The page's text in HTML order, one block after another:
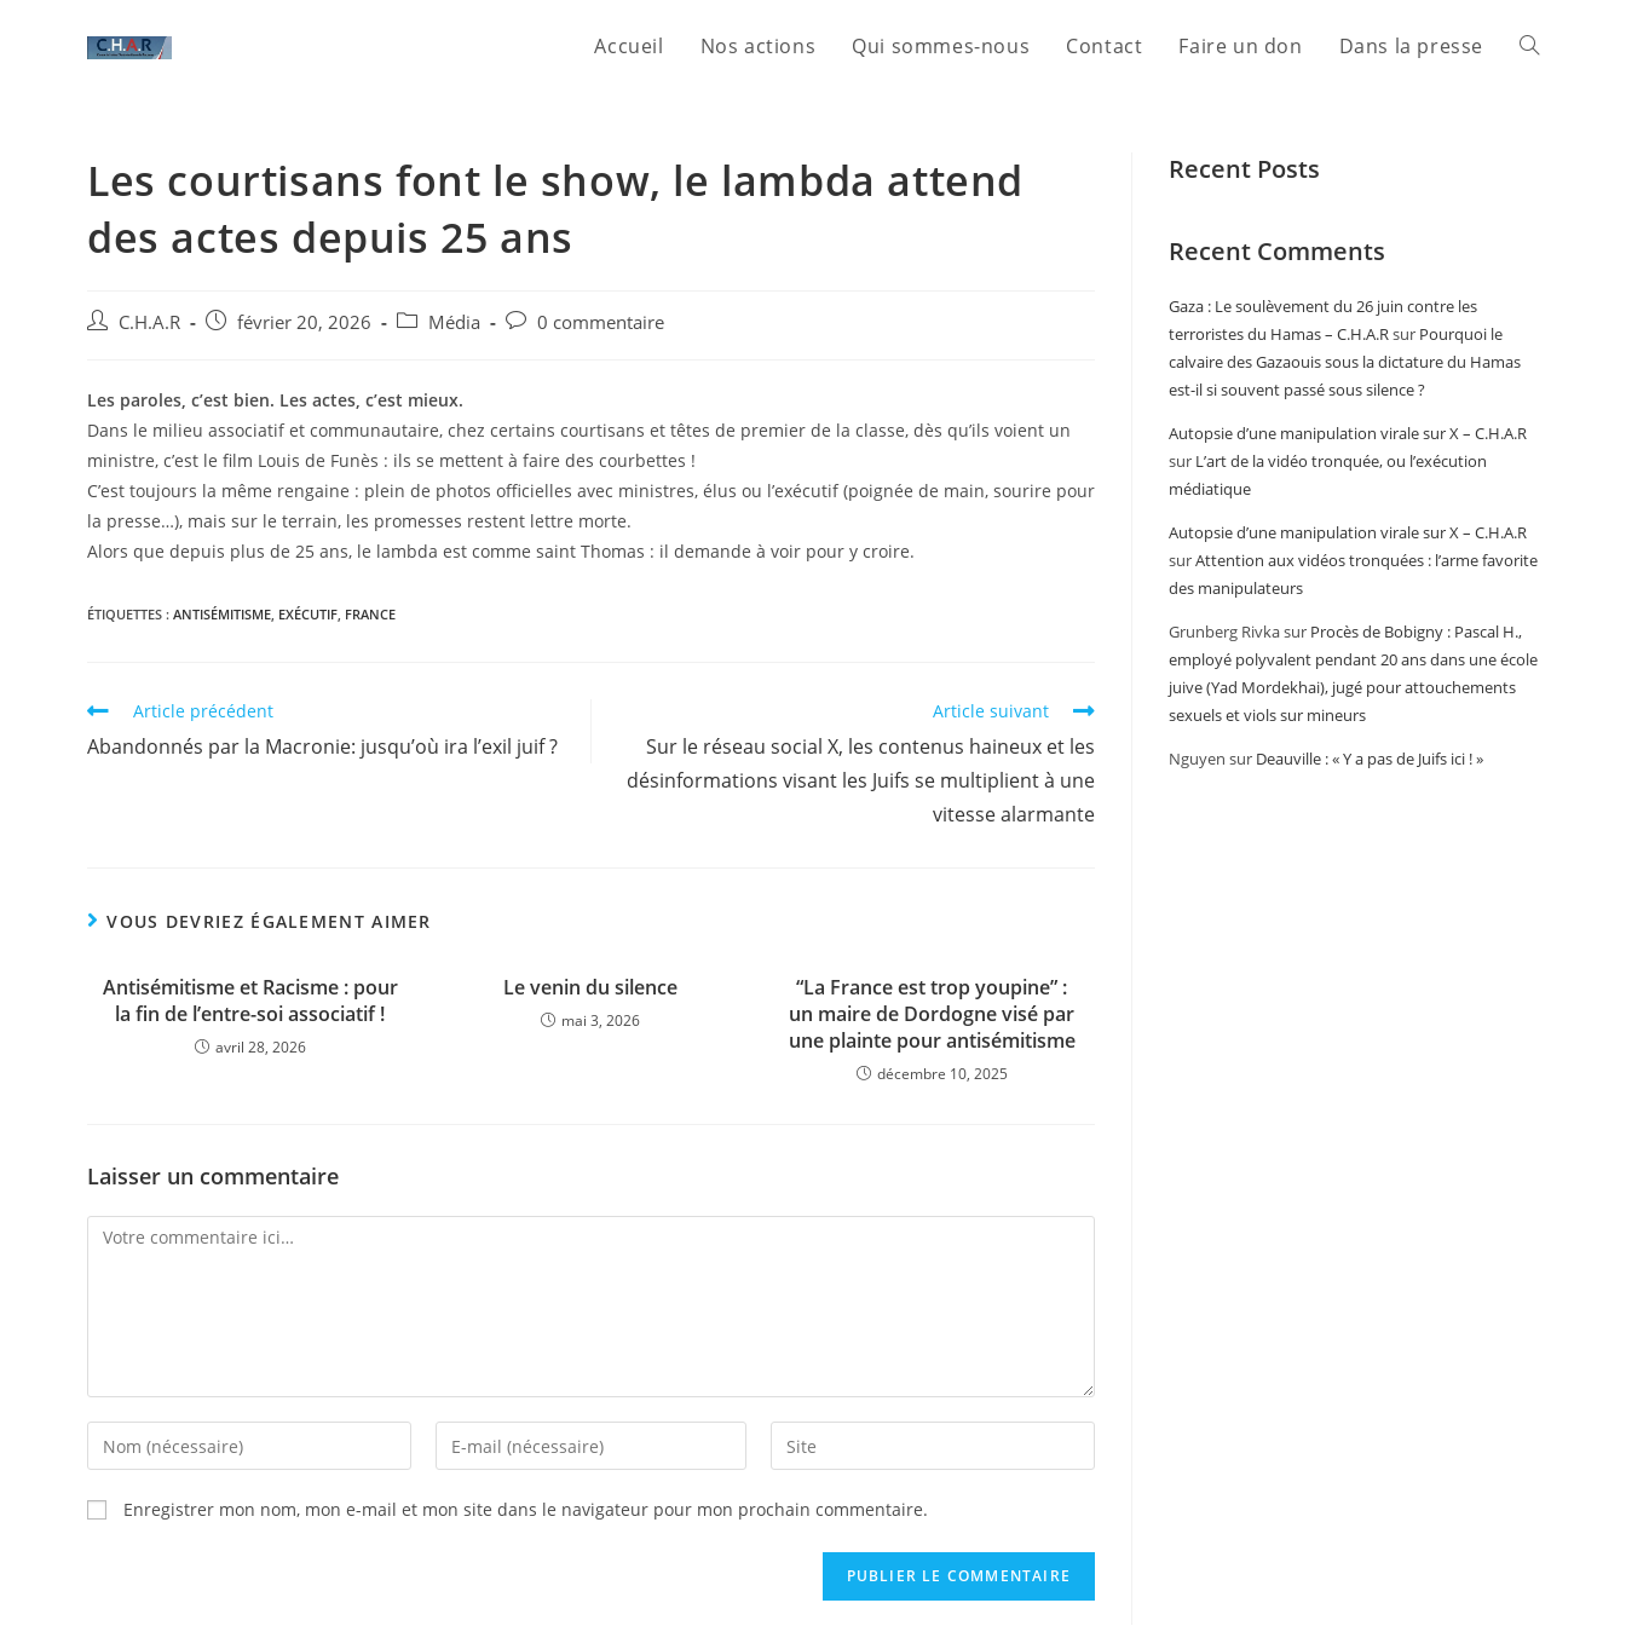
Accueil Nos actions Qui sommes-nous Contact Faire un don Dans la presse
Les courtisans font le show, le lambda attend
des actes depuis 25 ans
C.H.A.R février 20, 2026 Média 0 commentaire
Les paroles, c’est bien. Les actes, c’est mieux.
Dans le milieu associatif et communautaire, chez certains courtisans et têtes de premier de la classe, dès qu’ils voient un
ministre, c’est le film Louis de Funès : ils se mettent à faire des courbettes !
C’est toujours la même rengaine : plein de photos officielles avec ministres, élus ou l’exécutif (poignée de main, sourire pour
la presse…), mais sur le terrain, les promesses restent lettre morte.
Alors que depuis plus de 25 ans, le lambda est comme saint Thomas : il demande à voir pour y croire.
ÉTIQUETTES : ANTISÉMITISME, EXÉCUTIF, FRANCE
Article précédent
Abandonnés par la Macronie: jusqu’où ira l’exil juif ?
Article suivant
Sur le réseau social X, les contenus haineux et les
désinformations visant les Juifs se multiplient à une
vitesse alarmante
VOUS DEVRIEZ ÉGALEMENT AIMER
Antisémitisme et Racisme : pour
la fin de l’entre-soi associatif !
avril 28, 2026
Le venin du silence
mai 3, 2026
“La France est trop youpine” :
un maire de Dordogne visé par
une plainte pour antisémitisme
décembre 10, 2025
Laisser un commentaire
Enregistrer mon nom, mon e-mail et mon site dans le navigateur pour mon prochain commentaire.
Recent Posts
Recent Comments
Gaza : Le soulèvement du 26 juin contre les
terroristes du Hamas – C.H.A.Rsur Pourquoi le
calvaire des Gazaouis sous la dictature du Hamas
est-il si souvent passé sous silence ?
Autopsie d’une manipulation virale sur X – C.H.A.R
sur L’art de la vidéo tronquée, ou l’exécution
médiatique
Autopsie d’une manipulation virale sur X – C.H.A.R
surAttention aux vidéos tronquées : l’arme favorite
des manipulateurs
Grunberg Rivkasur Procès de Bobigny : Pascal H.,
employé polyvalent pendant 20 ans dans une école
juive (Yad Mordekhai), jugé pour attouchements
sexuels et viols sur mineurs
Nguyen sur Deauville : « Y a pas de Juifs ici ! »